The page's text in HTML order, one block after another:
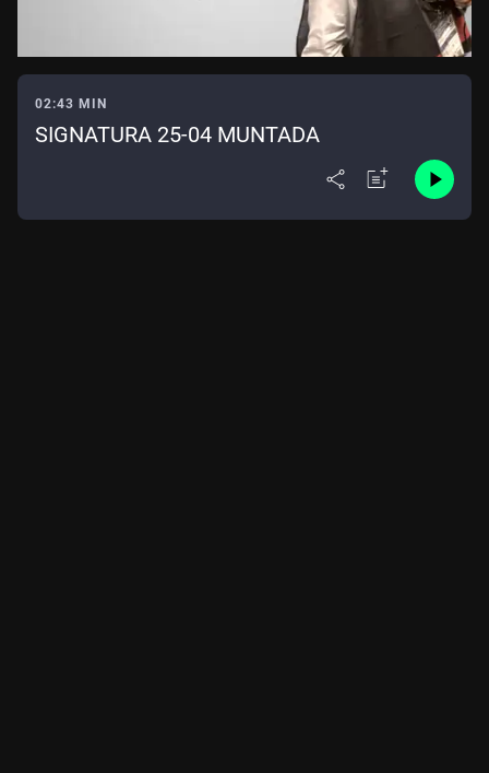
02:43 MIN
SIGNATURA 25-04 MUNTADA